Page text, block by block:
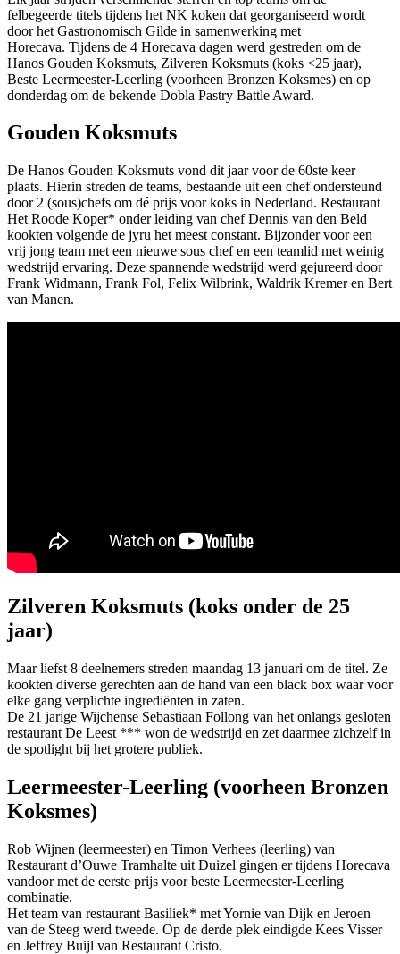
felbegeerde titels tijdens het NK koken dat georganiseerd wordt
door het Gastronomisch Gilde in samenwerking met
Horecava. Tijdens de 4 Horecava dagen werd gestreden om de
Hanos Gouden Koksmuts, Zilveren Koksmuts (koks <25 jaar),
Beste Leermeester-Leerling (voorheen Bronzen Koksmes) en op
donderdag om de bekende Dobla Pastry Battle Award.
Gouden Koksmuts
De Hanos Gouden Koksmuts vond dit jaar voor de 60ste keer
plaats. Hierin streden de teams, bestaande uit een chef ondersteund
door 2 (sous)chefs om dé prijs voor koks in Nederland. Restaurant
Het Roode Koper* onder leiding van chef Dennis van den Beld
kookten volgende de jyru het meest constant. Bijzonder voor een
vrij jong team met een nieuwe sous chef en een teamlid met weinig
wedstrijd ervaring. Deze spannende wedstrijd werd gejureerd door
Frank Widmann, Frank Fol, Felix Wilbrink, Waldrik Kremer en Bert
van Manen.
Zilveren Koksmuts (koks onder de 25
jaar)
Maar liefst 8 deelnemers streden maandag 13 januari om de titel. Ze
kookten diverse gerechten aan de hand van een black box waar voor
elke gang verplichte ingrediënten in zaten.
De 21 jarige Wijchense Sebastiaan Follong van het onlangs gesloten
restaurant De Leest *** won de wedstrijd en zet daarmee zichzelf in
de spotlight bij het grotere publiek.
Leermeester-Leerling (voorheen Bronzen
Koksmes)
Rob Wijnen (leermeester) en Timon Verhees (leerling) van
Restaurant d’Ouwe Tramhalte uit Duizel gingen er tijdens Horecava
vandoor met de eerste prijs voor beste Leermeester-Leerling
combinatie.
Het team van restaurant Basiliek* met Yornie van Dijk en Jeroen
van de Steeg werd tweede. Op de derde plek eindigde Kees Visser
en Jeffrey Buijl van Restaurant Cristo.